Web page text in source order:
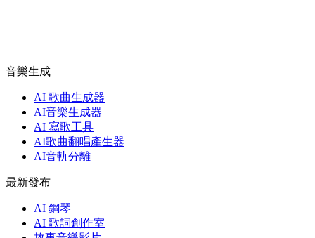
音樂生成
AI 歌曲生成器
AI音樂生成器
AI 寫歌工具
AI歌曲翻唱產生器
AI音軌分離
最新發布
AI 鋼琴
AI 歌詞創作室